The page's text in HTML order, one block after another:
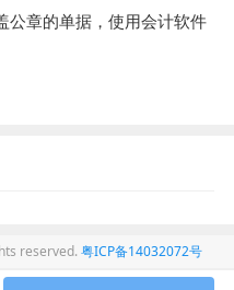
公章的单据，使用会计软件
reserved. 粤ICP备14032072号